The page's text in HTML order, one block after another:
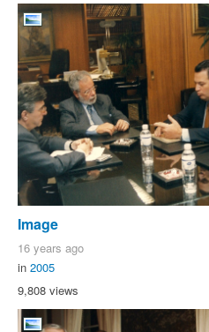
Image
16 years ago
in 2005
9,808 views